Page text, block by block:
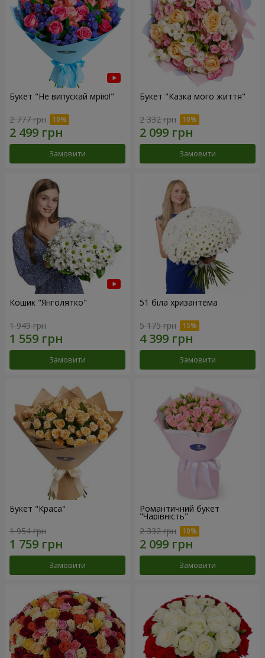
Букет "Не випускай мрію!"
2 777 грн
Замовити
Букет "Казка мого життя"
2 332 грн
Замовити
Кошик "Янголятко"
1 949 грн
Замовити
51 біла хризантема
5 175 грн
Замовити
Букет "Краса"
1 954 грн
Замовити
Романтичний букет
"Чарівність"
2 332 грн
Замовити